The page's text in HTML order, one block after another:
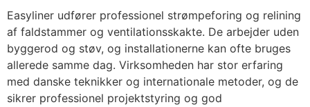
Easyliner udfører professionel strømpeforing og relining
af faldstammer og ventilationsskakte. De arbejder uden
byggerod og støv, og installationerne kan ofte bruges
allerede samme dag. Virksomheden har stor erfaring
med danske teknikker og internationale metoder, og de
sikrer professionel projektstyring og god